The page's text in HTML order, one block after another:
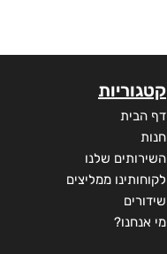
קטגוריות
דף הבית
חנות
השירותים שלנו
לקוחותינו ממליצים
שידורים
מי אנחנו?